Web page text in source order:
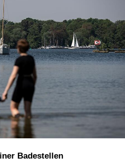
Badestellen